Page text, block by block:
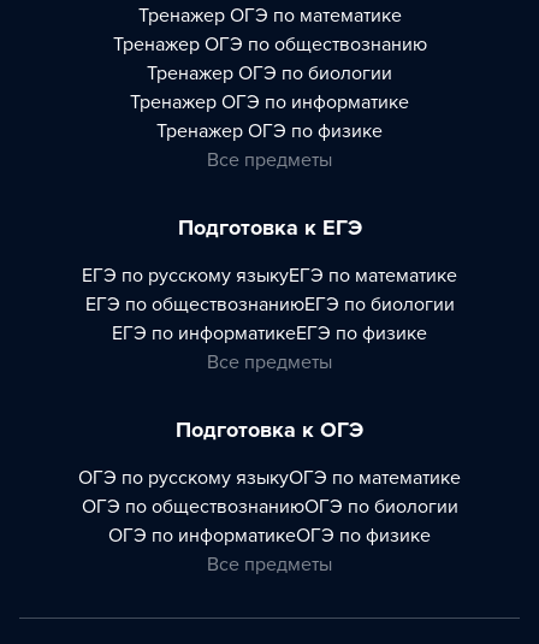
Тренажер ОГЭ по математике
Тренажер ОГЭ по обществознанию
Тренажер ОГЭ по биологии
Тренажер ОГЭ по информатике
Тренажер ОГЭ по физике
Все предметы
Подготовка к ЕГЭ
ЕГЭ по русскому языкуЕГЭ по математике
ЕГЭ по обществознаниюЕГЭ по биологии
ЕГЭ по информатикеЕГЭ по физике
Все предметы
Подготовка к ОГЭ
ОГЭ по русскому языкуОГЭ по математике
ОГЭ по обществознаниюОГЭ по биологии
ОГЭ по информатикеОГЭ по физике
Все предметы